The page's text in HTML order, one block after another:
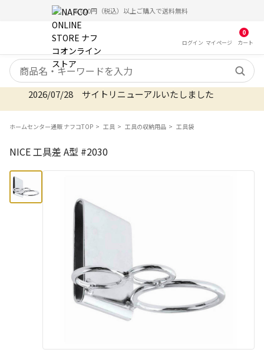
5,000円（税込）以上ご購入で送料無料
ログイン マイ ページ
0
カート
検索キーワード
2026/07/28 サイトリニューアルいたしました
ホームセンター通販 ナフコTOP 工具 工具の収納用品 工具袋
NICE 工具差 A型 #2030